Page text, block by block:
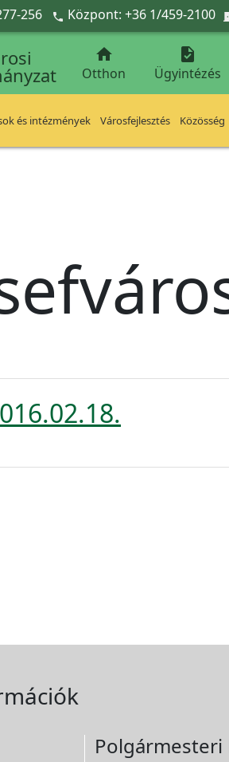
256  Központ: +36 1/459-2100

Otthon

Ügyintézés
és intézmények Városfejlesztés Közösség
Polgármesteri